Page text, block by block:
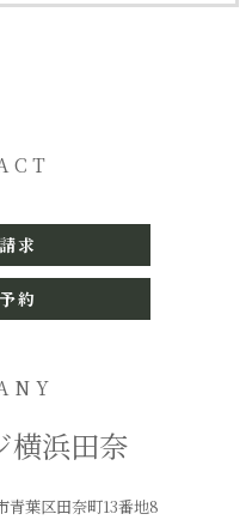
求
約
横浜田奈
青葉区田奈町13番地8